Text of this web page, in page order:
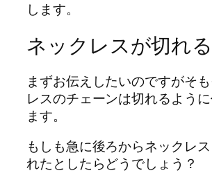
します。
ネックレスが切れ
まずお伝えしたいのですがそ
レスのチェーンは切れるよう
ます。
もしも急に後ろからネックレ
れたとしたらどうでしょう？